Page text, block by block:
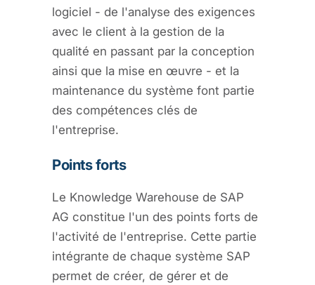
logiciel - de l'analyse des exigences
avec le client à la gestion de la
qualité en passant par la conception
ainsi que la mise en œuvre - et la
maintenance du système font partie
des compétences clés de
l'entreprise.
Points forts
Le Knowledge Warehouse de SAP
AG constitue l'un des points forts de
l'activité de l'entreprise. Cette partie
intégrante de chaque système SAP
permet de créer, de gérer et de